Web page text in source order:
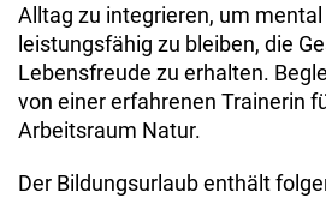
Alltag zu integrieren, um
leistungsfähig zu bleiben, die
Lebensfreude zu erhalten.
von einer erfahrenen Trainerin
Arbeitsraum Natur.
Der Bildungsurlaub enthält